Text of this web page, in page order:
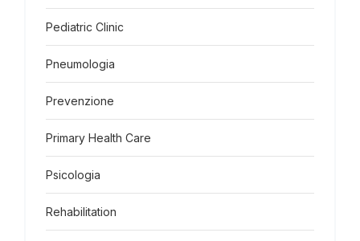
Pediatric Clinic
Pneumologia
Prevenzione
Primary Health Care
Psicologia
Rehabilitation